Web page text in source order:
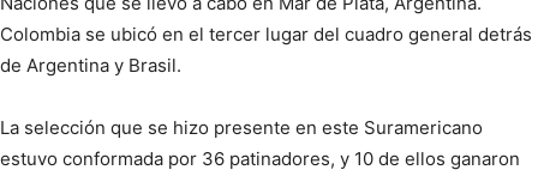
Colombia se ubicó en el tercer lugar del cuadro general detrás
de Argentina y Brasil.
La selección que se hizo presente en este Suramericano
estuvo conformada por 36 patinadores, y 10 de ellos ganaron